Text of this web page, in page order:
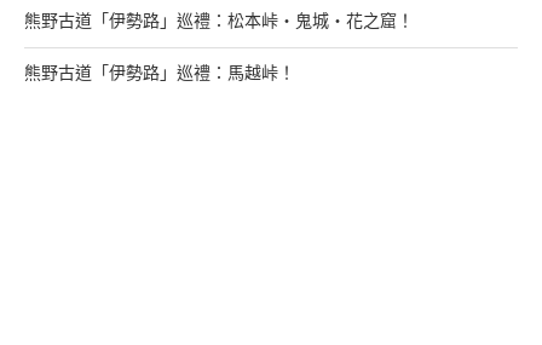
熊野古道「伊勢路」巡禮：松本峠・鬼城・花之窟！
熊野古道「伊勢路」巡禮：馬越峠！